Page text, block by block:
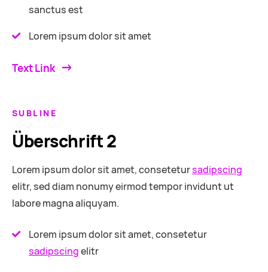
sanctus est
Lorem ipsum dolor sit amet
Text Link
SUBLINE
Überschrift 2
Lorem ipsum dolor sit amet, consetetursadipscing
elitr, sed diam nonumy eirmod tempor invidunt ut
labore magna aliquyam.
Lorem ipsum dolor sit amet, consetetur
sadipscingelitr